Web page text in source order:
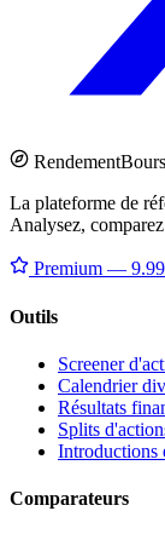
Rendement
La plateforme de
Analysez,
Premium —
Outils
Screener
Calendrier
Résultats
Splits
Introductions
Comparateurs